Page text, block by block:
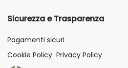
Sicurezza e Trasparenza
Pagamenti sicuri
Cookie Policy Privacy Policy